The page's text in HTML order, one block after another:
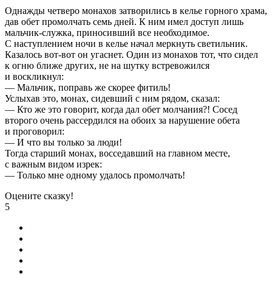
Однажды четверо монахов затворились в келье горного храма,
дав обет промолчать семь дней. К ним имел доступ лишь
мальчик-служка, приносивший все необходимое.
С наступлением ночи в келье начал меркнуть светильник.
Казалось вот-вот он угаснет. Один из монахов тот, что сидел
к огню ближе других, не на шутку встревожился
и воскликнул:
— Мальчик, поправь же скорее фитиль!
Услыхав это, монах, сидевший с ним рядом, сказал:
— Кто же это говорит, когда дал обет молчания?! Сосед
второго очень рассердился на обоих за нарушение обета
и проговорил:
— И что вы только за люди!
Тогда старший монах, восседавший на главном месте,
с важным видом изрек:
— Только мне одному удалось промолчать!
Оцените сказку!
5